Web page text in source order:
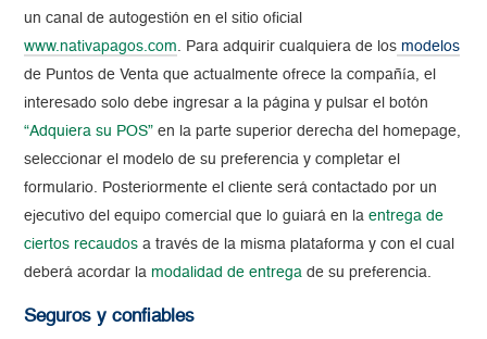
un canal de autogestión en el sitio oficial
www.nativapagos.com. Para adquirir cualquiera de los modelos
de Puntos de Venta que actualmente ofrece la compañía, el
interesado solo debe ingresar a la página y pulsar el botón
“Adquiera su POS” en la parte superior derecha del homepage,
seleccionar el modelo de su preferencia y completar el
formulario. Posteriormente el cliente será contactado por un
ejecutivo del equipo comercial que lo guiará en la entrega de
ciertos recaudos a través de la misma plataforma y con el cual
deberá acordar lamodalidad de entrega de su preferencia.
Seguros y confiables